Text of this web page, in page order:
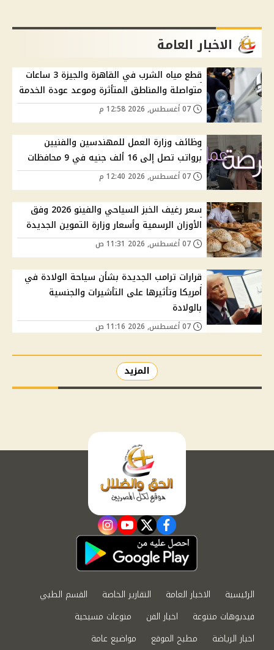
الاخبار العامة
قطع مياه الشرب في القاهرة والجيزة 3 ساعات
متواصلة والمناطق المتأثرة وموعد عودة الخدمة
وظائف وزارة العمل للمهندسين والفنيين
برواتب تصل إلى 16 ألف جنيه في 9 محافظات
سعر رغيف الخبز السياحي والفينو 2026 وفق
الأوزان الرسمية وأسعار وزارة التموين الجديدة
قرارات ترامب الجديدة بشأن سياحة الولادة في
أمريكا وتأثيرها على التأشيرات والجنسية
بالولادة
المزيد
facebook
twitter
youtube
instagram
الرئيسية الاخبار العامة التقارير الخاصة
القسم الطبي
فيديوهات متنوعة
اخبار الفن
منوعات مسيحية
اخبار الرياضة
مطبخ الموقع مواضيع عامة